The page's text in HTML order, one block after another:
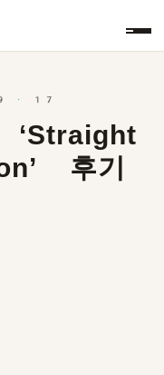
· 17
후기